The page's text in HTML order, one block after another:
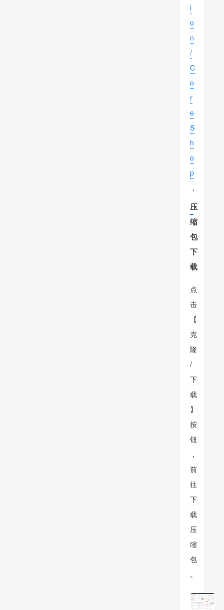
i
o
n
/
C
o
r
e
S
h
o
p
，
压
缩
包
下
载
点
击
【
克
隆
/
下
载
】
按
钮
，
前
往
下
载
压
缩
包
。